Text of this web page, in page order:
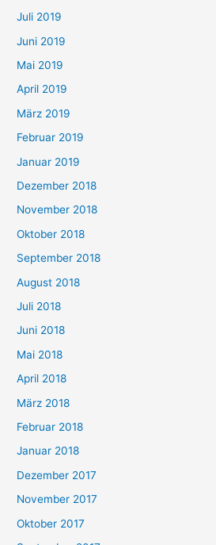
Juli 2019
Juni 2019
Mai 2019
April 2019
März 2019
Februar 2019
Januar 2019
Dezember 2018
November 2018
Oktober 2018
September 2018
August 2018
Juli 2018
Juni 2018
Mai 2018
April 2018
März 2018
Februar 2018
Januar 2018
Dezember 2017
November 2017
Oktober 2017